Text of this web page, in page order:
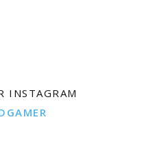
INSTAGRAM